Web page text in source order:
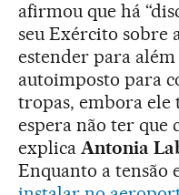
afirmou que há
seu Exército sobre
estender para além
autoimposto para
tropas, embora ele
espera não ter que
explica Antonia
Enquanto a tensão